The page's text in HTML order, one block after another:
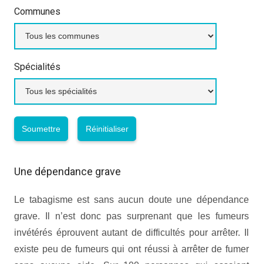
Communes
Spécialités
Une dépendance grave
Le tabagisme est sans aucun doute une dépendance
grave. Il n’est donc pas surprenant que les fumeurs
invétérés éprouvent autant de difficultés pour arrêter. Il
existe peu de fumeurs qui ont réussi à arrêter de fumer